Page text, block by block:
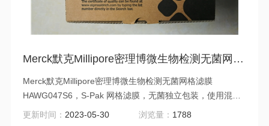
Merck默克Millipore密理博微生物检测无菌网格滤膜HAWG047S6
Merck默克Millipore密理博微生物检测无菌网格滤膜
HAWG047S6，S-Pak 网格滤膜，无菌独立包装，使用混合
纤维素酯制成，经优化，适合对水或其它液体进行 MF 方法
更新时间： 2023-05-30 浏览量： 1788